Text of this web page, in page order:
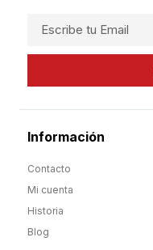
Información
Contacto
Mi cuenta
Historia
Blog